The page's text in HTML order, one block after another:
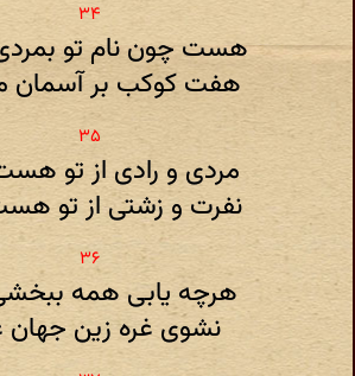
هست چون نام تو
هفت کوکب بر آسمان
مردی و رادی از تو
نفرت و زشتی از تو
هرچه یابی همه
نشوی غره زین جهان